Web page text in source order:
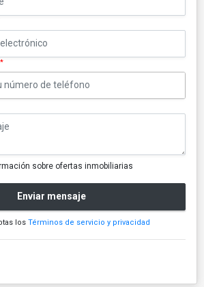
*
sobre ofertas inmobiliarias
Enviar mensaje
los Términos de servicio y privacidad